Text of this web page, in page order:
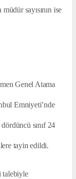
sayısının ise
Genel Atama
Emniyeti’nde
sınıf 24
tayin edildi.
talebiyle